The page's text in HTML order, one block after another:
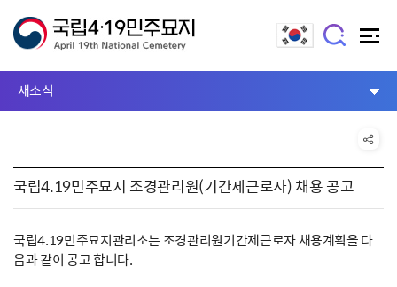
새소식
국립4.19민주묘지 조경관리원(기간제근로자) 채용 공고
국립4.19민주묘지관리소는 조경관리원기간제근로자 채용계획을 다
음과 같이 공고 합니다.